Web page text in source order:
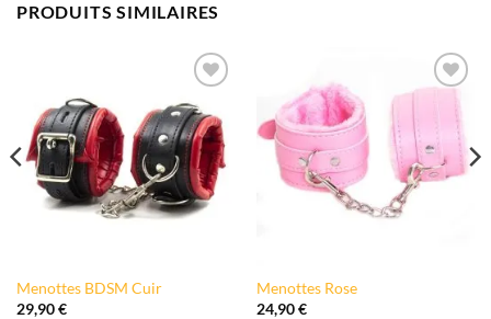
PRODUITS SIMILAIRES
Ajouter
à la liste
de
souhaits
Menottes BDSM Cuir
29,90€
à la liste
de
souhaits
Menottes Rose
24,90€